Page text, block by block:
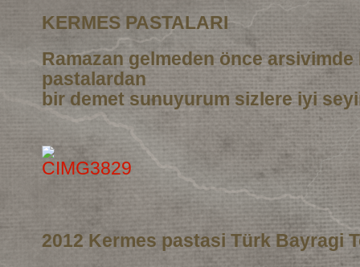
KERMES PASTALARI
Ramazan gelmeden önce arsivimde
pastalardan
bir demet sunuyurum sizlere iyi
2012 Kermes pastasi Türk Bayragi